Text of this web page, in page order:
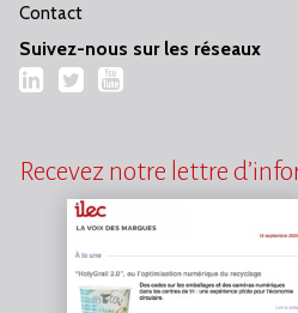
Contact
Suivez-nous sur les réseaux
LinkedIn
TwitterYouTube
Recevez notre lettre